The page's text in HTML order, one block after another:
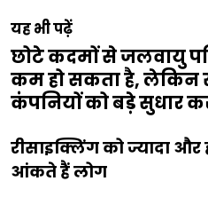
यह भी पढ़ें
छोटे कदमों से जलवायु
कम हो सकता है, लेकिन
कंपनियों को बड़े सुधार
रीसाइक्लिंग को ज्यादा और
आंकते हैं लोग